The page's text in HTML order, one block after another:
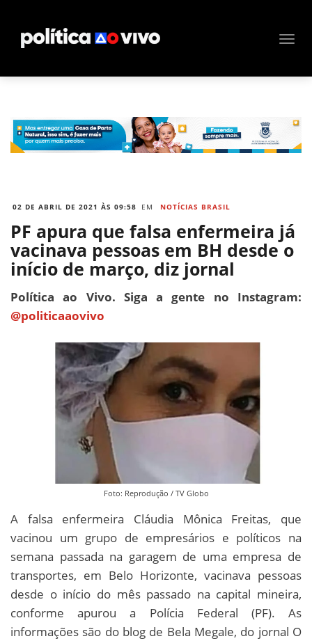
02 DE ABRIL DE 2021 ÀS 09:58 EM NOTÍCIAS BRASIL
PF apura que falsa enfermeira já
vacinava pessoas em BH desde o
início de março, diz jornal
Política ao Vivo. Siga a gente no Instagram:
@politicaaovivo
Foto: Reprodução / TV Globo
A falsa enfermeira Cláudia Mônica Freitas, que
vacinou um grupo de empresários e políticos na
semana passada na garagem de uma empresa de
transportes, em Belo Horizonte, vacinava pessoas
desde o início do mês passado na capital mineira,
conforme apurou a Polícia Federal (PF). As
informações são do blog de Bela Megale, do jornal O